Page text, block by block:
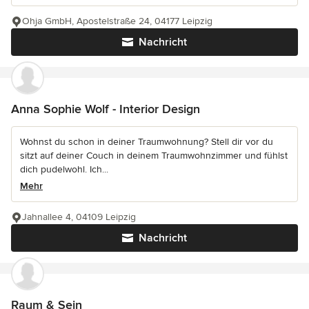
Nachricht
Ohja GmbH, Apostelstraße 24, 04177 Leipzig
Anna Sophie Wolf - Interior Design
Wohnst du schon in deiner Traumwohnung? Stell dir vor du
sitzt auf deiner Couch in deinem Traumwohnzimmer und fühlst
dich pudelwohl. Ich...
Mehr
Nachricht
Jahnallee 4, 04109 Leipzig
Raum & Sein